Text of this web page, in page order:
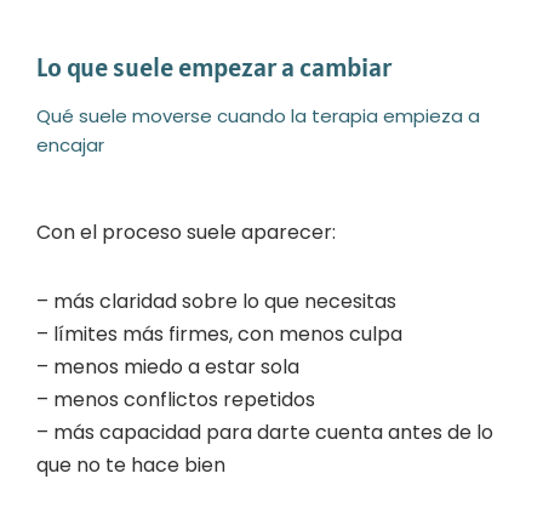
Lo que suele empezar a cambiar
Qué suele moverse cuando la terapia empieza a
encajar
Con el proceso suele aparecer:
– más claridad sobre lo que necesitas
– límites más firmes, con menos culpa
– menos miedo a estar sola
– menos conflictos repetidos
– más capacidad para darte cuenta antes de lo
que no te hace bien